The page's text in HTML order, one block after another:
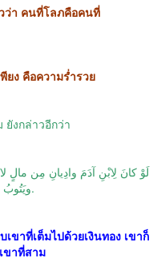
ว่า คนที่โลภคือคนที่
ยง คือความร่ำรวย
งกล่าวอีกว่า
لَوْ كانَ لِابْنِ آدَمَ وادِيانِ مِن مالٍ
ويَتُوبُ اللَّهُ علَى مَن تابَ.
ขาที่เต็มไปด้วยเงินทอง เขาก็
ขาที่สาม